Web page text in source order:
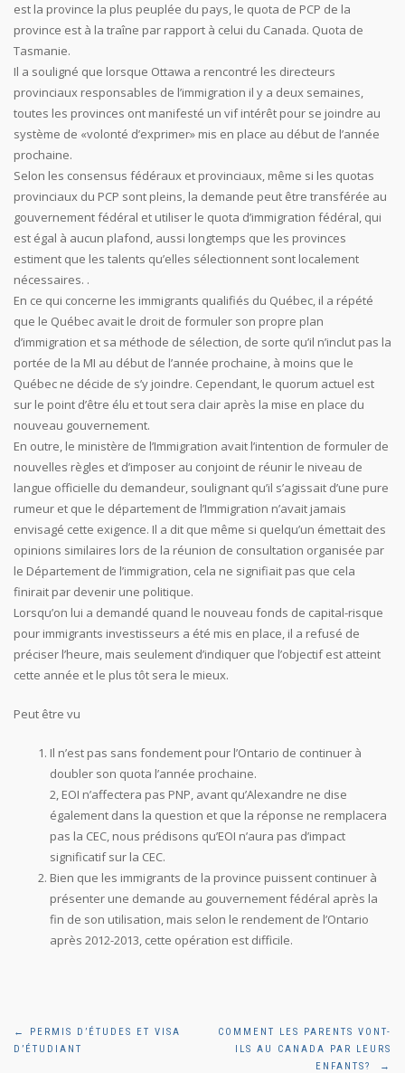
est la province la plus peuplée du pays, le quota de PCP de la
province est à la traîne par rapport à celui du Canada. Quota de
Tasmanie.
Il a souligné que lorsque Ottawa a rencontré les directeurs
provinciaux responsables de l’immigration il y a deux semaines,
toutes les provinces ont manifesté un vif intérêt pour se joindre au
système de «volonté d’exprimer» mis en place au début de l’année
prochaine.
Selon les consensus fédéraux et provinciaux, même si les quotas
provinciaux du PCP sont pleins, la demande peut être transférée au
gouvernement fédéral et utiliser le quota d’immigration fédéral, qui
est égal à aucun plafond, aussi longtemps que les provinces
estiment que les talents qu’elles sélectionnent sont localement
nécessaires. .
En ce qui concerne les immigrants qualifiés du Québec, il a répété
que le Québec avait le droit de formuler son propre plan
d’immigration et sa méthode de sélection, de sorte qu’il n’inclut pas la
portée de la MI au début de l’année prochaine, à moins que le
Québec ne décide de s’y joindre. Cependant, le quorum actuel est
sur le point d’être élu et tout sera clair après la mise en place du
nouveau gouvernement.
En outre, le ministère de l’Immigration avait l’intention de formuler de
nouvelles règles et d’imposer au conjoint de réunir le niveau de
langue officielle du demandeur, soulignant qu’il s’agissait d’une pure
rumeur et que le département de l’Immigration n’avait jamais
envisagé cette exigence. Il a dit que même si quelqu’un émettait des
opinions similaires lors de la réunion de consultation organisée par
le Département de l’immigration, cela ne signifiait pas que cela
finirait par devenir une politique.
Lorsqu’on lui a demandé quand le nouveau fonds de capital-risque
pour immigrants investisseurs a été mis en place, il a refusé de
préciser l’heure, mais seulement d’indiquer que l’objectif est atteint
cette année et le plus tôt sera le mieux.
Peut être vu
Il n’est pas sans fondement pour l’Ontario de continuer à
doubler son quota l’année prochaine.
2, EOI n’affectera pas PNP, avant qu’Alexandre ne dise
également dans la question et que la réponse ne remplacera
pas la CEC, nous prédisons qu’EOI n’aura pas d’impact
significatif sur la CEC.
Bien que les immigrants de la province puissent continuer à
présenter une demande au gouvernement fédéral après la
fin de son utilisation, mais selon le rendement de l’Ontario
après 2012-2013, cette opération est difficile.
Navigation
←
PERMIS D’ÉTUDES ET VISA
D’ÉTUDIANT
COMMENT LES PARENTS VONT-
ILS AU CANADA PAR LEURS
ENFANTS?
→